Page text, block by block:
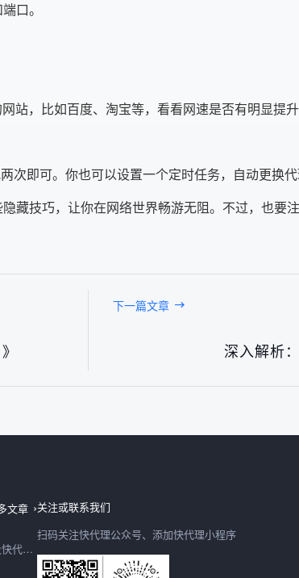
口。
，比如百度、淘宝等，看看网速是否有明显提
即可。你也可以设置一个定时任务，自动更换代
藏技巧，让你在网络世界畅游无阻。不过，也要
下一篇文章
深入解析
文章
购买IP怎么选？2026年全维度真实测评及快代理合规选型避坑指南
关注或联系我们
扫码关注快代理公众号、添加快代理小程序